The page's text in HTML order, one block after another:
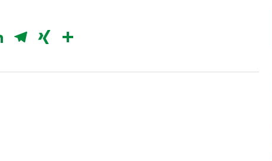
LinkedIn
Telegram
XING